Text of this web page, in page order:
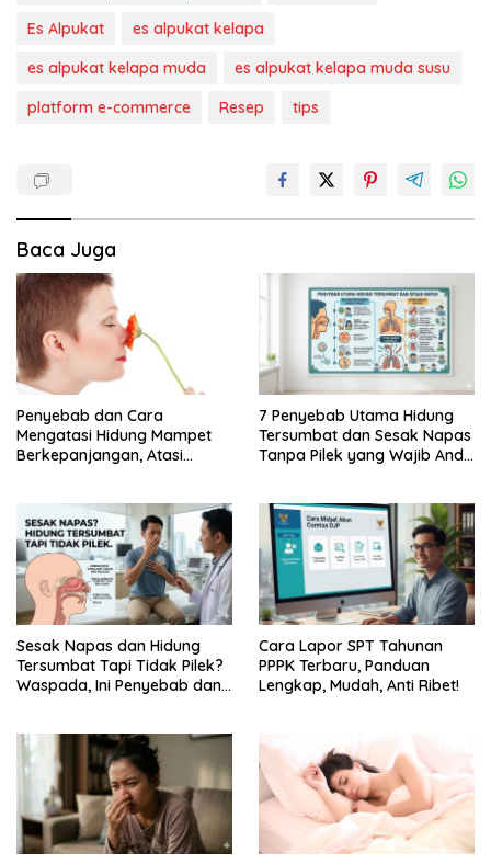
Es Alpukat
es alpukat kelapa
es alpukat kelapa muda
es alpukat kelapa muda susu
platform e-commerce
Resep tips
Baca Juga
Penyebab dan Cara
Mengatasi Hidung Mampet
Berkepanjangan, Atasi
7 Penyebab Utama Hidung
Tersumbat dan Sesak Napas
Tanpa Pilek yang Wajib Anda
Sesak Napas dan Hidung
Tersumbat Tapi Tidak Pilek?
Waspada, Ini Penyebab dan
Cara Lapor SPT Tahunan
PPPK Terbaru, Panduan
Lengkap, Mudah, Anti Ribet!